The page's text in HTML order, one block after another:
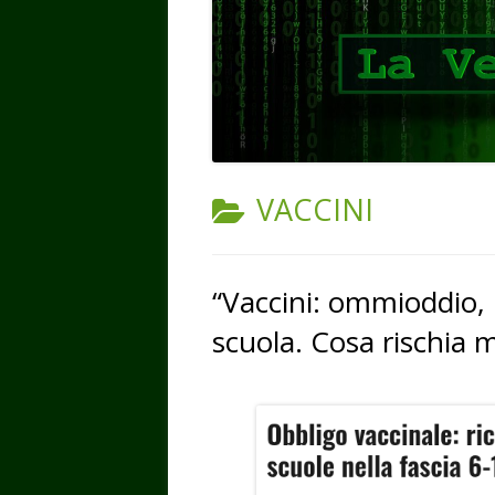
CATEGORIA:
VACCINI
“Vaccini:
scuola. Cosa rischia